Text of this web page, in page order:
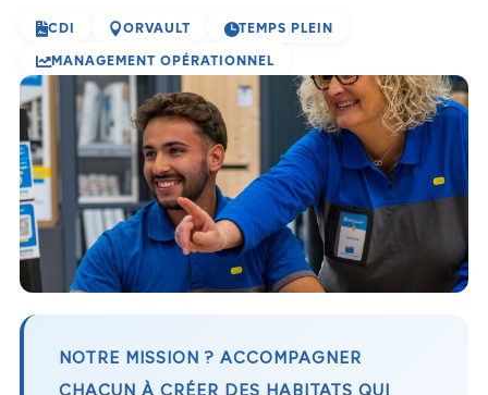
CDI ORVAULT TEMPS PLEIN
MANAGEMENT OPÉRATIONNEL
NOTRE MISSION ? ACCOMPAGNER